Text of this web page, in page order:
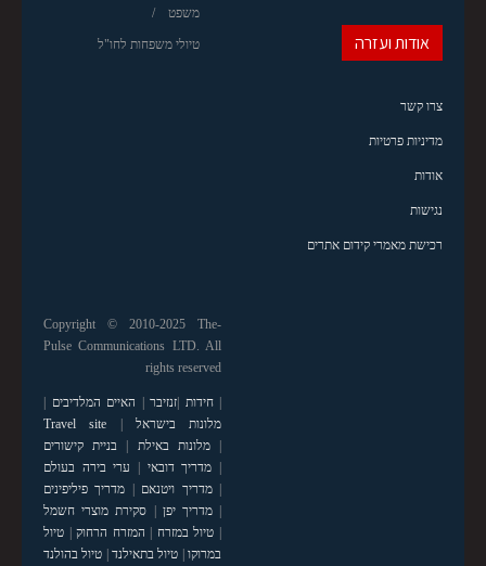
משפט
טיולי משפחות לחו"ל אודות ועזרה
צרו קשר
מדיניות פרטיות
אודות
נגישות
רכישת מאמרי קידום אתרים
Copyright © 2010-2025 The-
Pulse Communications LTD. All
rights reserved
|חידות |זנזיבר | האיים המלדיבים |
מלונות בישראל |
Travel site
|מלונות באילת | בניית קישורים
| מדריך דובאי | ערי בירה בעולם
|מדריך ויטנאם | מדריך פיליפינים
|מדריך יפן | סקירת מוצרי חשמל
| טיול במזרח | המזרח הרחוק| טיול
במרוקו| טיול בתאילנד| טיול בהולנד